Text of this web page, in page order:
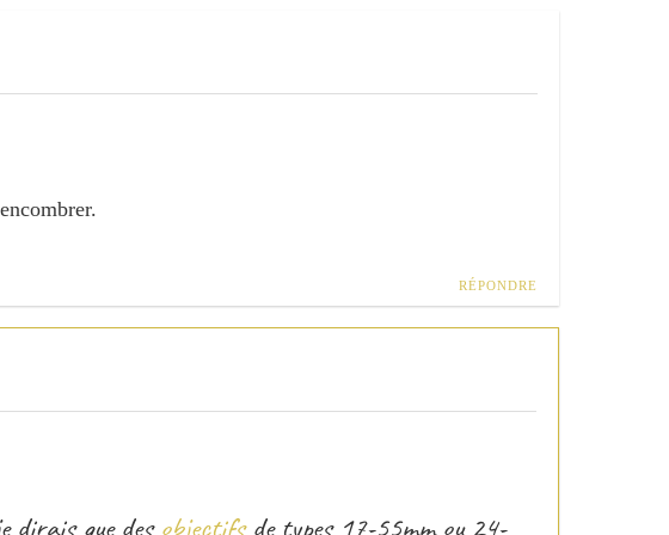
RÉPONDRE
dirais que desobjectifsde types 17-55mm ou 24-